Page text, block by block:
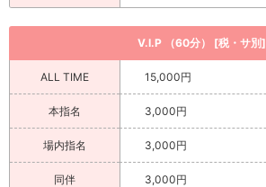
V.I.P （60分） [税・サ別]
ALL TIME 15,000円
本指名 3,000円
場内指名 3,000円
同伴 3,000円